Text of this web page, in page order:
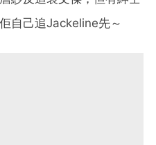
自己追Jackeline先～